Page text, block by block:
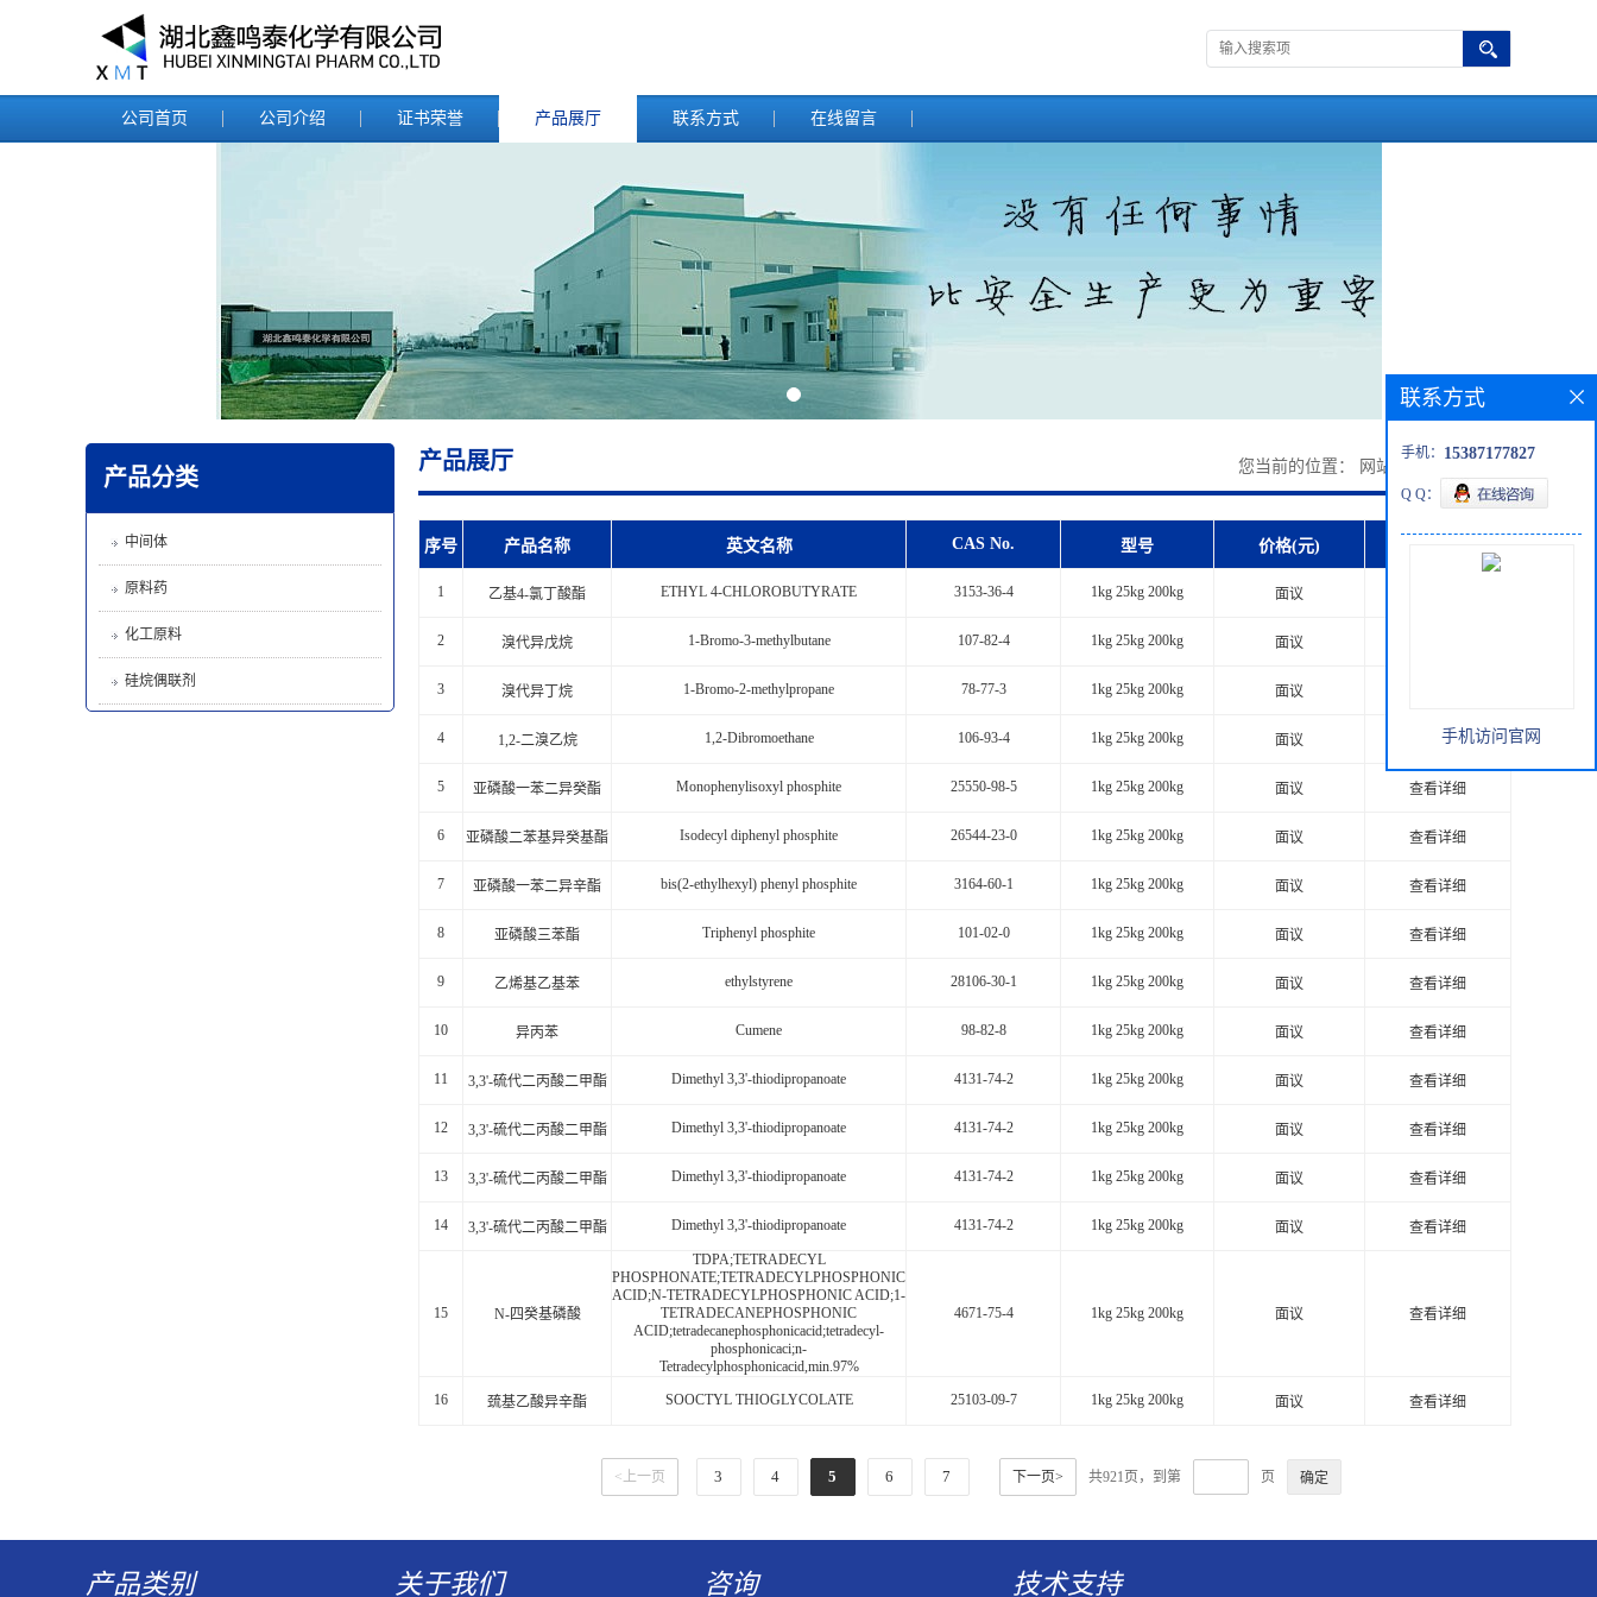
公司首页 公司介绍 证书荣誉 产品展厅 联系方式 在线留言
产品分类
中间体
原料药
化工原料
硅烷偶联剂
产品展厅 您当前的位置： 网站首页
序号 产品名称 英文名称 CAS No. 型号 价格(元)
1 乙基4-氯丁酸酯 ETHYL 4-CHLOROBUTYRATE 3153-36-4 1kg 25kg 200kg 面议
2 溴代异戊烷 1-Bromo-3-methylbutane 107-82-4 1kg 25kg 200kg 面议
3 溴代异丁烷 1-Bromo-2-methylpropane 78-77-3 1kg 25kg 200kg 面议
4 1,2-二溴乙烷 1,2-Dibromoethane 106-93-4 1kg 25kg 200kg 面议 查看详细
5 亚磷酸一苯二异癸酯 Monophenylisoxyl phosphite 25550-98-5 1kg 25kg 200kg 面议 查看详细
6 亚磷酸二苯基异癸基酯 Isodecyl diphenyl phosphite 26544-23-0 1kg 25kg 200kg 面议 查看详细
7 亚磷酸一苯二异辛酯 bis(2-ethylhexyl) phenyl phosphite 3164-60-1 1kg 25kg 200kg 面议 查看详细
8 亚磷酸三苯酯 Triphenyl phosphite 101-02-0 1kg 25kg 200kg 面议 查看详细
9 乙烯基乙基苯 ethylstyrene 28106-30-1 1kg 25kg 200kg 面议 查看详细
10 异丙苯 Cumene 98-82-8 1kg 25kg 200kg 面议 查看详细
11 3,3'-硫代二丙酸二甲酯 Dimethyl 3,3'-thiodipropanoate 4131-74-2 1kg 25kg 200kg 面议 查看详细
12 3,3'-硫代二丙酸二甲酯 Dimethyl 3,3'-thiodipropanoate 4131-74-2 1kg 25kg 200kg 面议 查看详细
13 3,3'-硫代二丙酸二甲酯 Dimethyl 3,3'-thiodipropanoate 4131-74-2 1kg 25kg 200kg 面议 查看详细
14 3,3'-硫代二丙酸二甲酯 Dimethyl 3,3'-thiodipropanoate 4131-74-2 1kg 25kg 200kg 面议 查看详细
15 N-四癸基磷酸
TDPA;TETRADECYL
PHOSPHONATE;TETRADECYLPHOSPHONIC
ACID;N-TETRADECYLPHOSPHONIC ACID;1-
TETRADECANEPHOSPHONIC
ACID;tetradecanephosphonicacid;tetradecyl-
phosphonicaci;n-
Tetradecylphosphonicacid,min.97%
4671-75-4 1kg 25kg 200kg 面议 查看详细
16 巯基乙酸异辛酯 SOOCTYL THIOGLYCOLATE 25103-09-7 1kg 25kg 200kg 面议 查看详细
<上一页 3 4 5 6 7 下一页> 共921页，到第 页
联系方式
手机： 15387177827
Q Q：
手机访问官网
产品类别 关于我们 咨询 技术支持